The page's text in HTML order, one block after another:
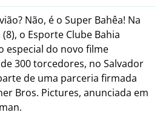
Não, é o Super Bahêa! Na
o Esporte Clube Bahia
especial do novo filme
300 torcedores, no Salvador
de uma parceria firmada
Bros. Pictures, anunciada em